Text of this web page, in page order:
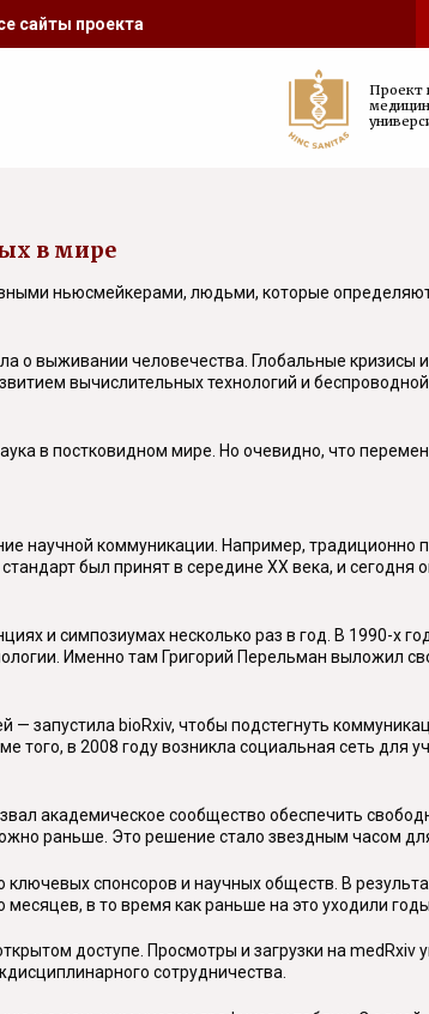
сайты проекта
Проект
в мире
ньюсмейкерами, людьми, которые
о выживании человечества. Глобальные кризисы
вычислительных технологий и
в постковидном мире. Но очевидно, что
научной коммуникации. Например, традиционно
был принят в середине XX века, и сегодня
и симпозиумах несколько раз в год. В 1990-х
Именно там Григорий Перельман выложил
запустила bioRxiv, чтобы подстегнуть
того, в 2008 году возникла социальная сеть для
академическое сообщество обеспечить
раньше. Это решение стало звездным часом
спонсоров и научных обществ. В
в то время как раньше на это уходили годы.
доступе. Просмотры и загрузки на medRxiv
сотрудничества.